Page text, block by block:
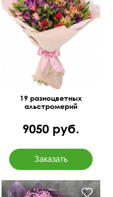
19 разноцветных
альстромерий
9050 руб.